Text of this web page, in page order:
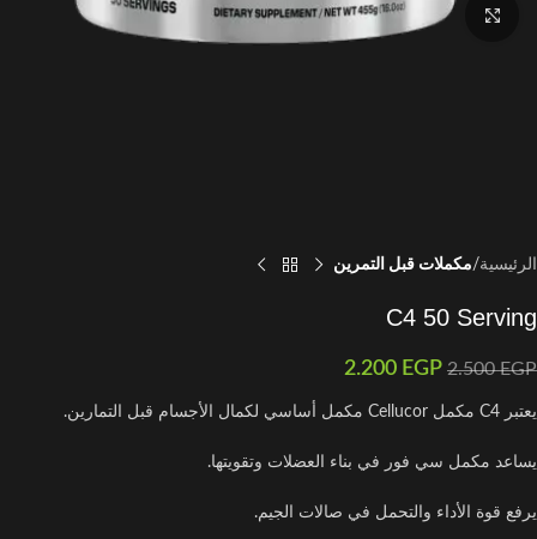
اضغط للتكبير
الرئيسية مكملات قبل التمرين
C4 50 Serving
2.500EGP
2.200 EGP
يعتبر C4 مكمل Cellucor‏ مكمل أساسي لكمال الأجسام قبل التمارين.
يساعد مكمل سي فور في بناء العضلات وتقويتها.
يرفع قوة الأداء والتحمل في صالات الجيم.